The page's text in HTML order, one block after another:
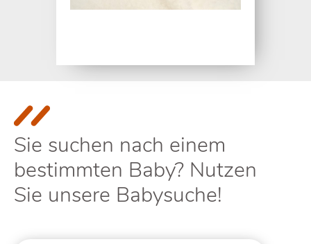
Sie suchen nach einem
bestimmten Baby? Nutzen
Sie unsere Babysuche!